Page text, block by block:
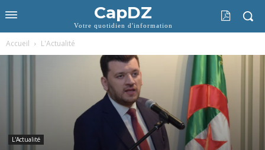
CapDZ
Votre quotidien d'information
Accueil L'Actualité
L'Actualité